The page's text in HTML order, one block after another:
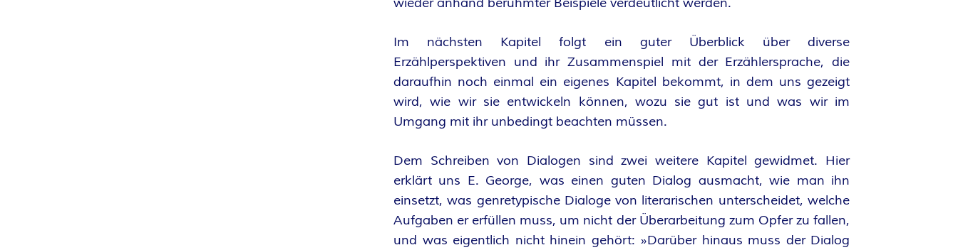
Im nächsten Kapitel folgt ein guter Überblick über diverse
Erzählperspektiven und ihr Zusammenspiel mit der Erzählersprache, die
daraufhin noch einmal ein eigenes Kapitel bekommt, in dem uns gezeigt
wird, wie wir sie entwickeln können, wozu sie gut ist und was wir im
Umgang mit ihr unbedingt beachten müssen.
Dem Schreiben von Dialogen sind zwei weitere Kapitel gewidmet. Hier
erklärt uns E. George, was einen guten Dialog ausmacht, wie man ihn
einsetzt, was genretypische Dialoge von literarischen unterscheidet, welche
Aufgaben er erfüllen muss, um nicht der Überarbeitung zum Opfer zu fallen,
und was eigentlich nicht hinein gehört: »Darüber hinaus muss der Dialog